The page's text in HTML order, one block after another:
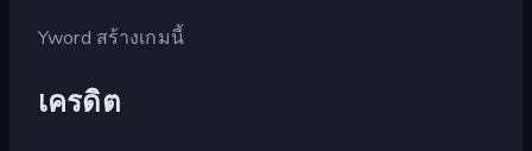
Yword สร้างเกมนี้
เครดิต